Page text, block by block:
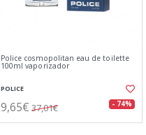
Police cosmopolitan eau de toilette
100ml vaporizador
POLICE
9,65€ 37,01€ - 74%